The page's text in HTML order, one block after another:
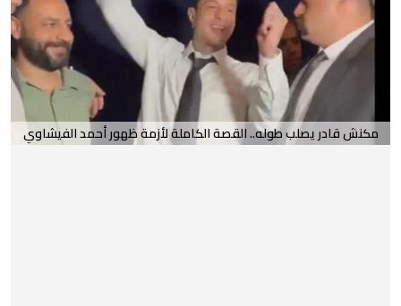
مكنش قادر يصلب طوله.. القصة الكاملة لأزمة ظهور أحمد الفيشاوي